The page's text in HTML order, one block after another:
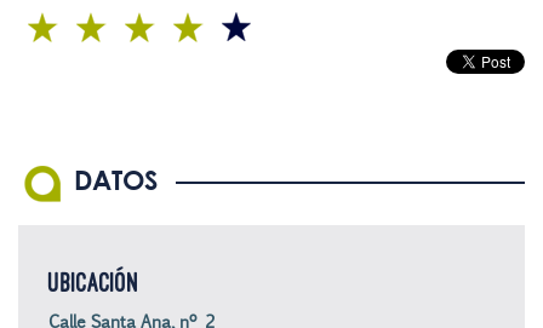
DATOS
UBICACIÓN
Calle Santa Ana, nº 2